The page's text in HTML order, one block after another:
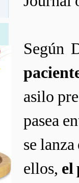
Según
asilo
pasea
se
ellos, el